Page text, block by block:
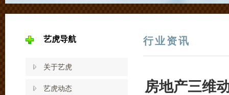
艺虎导航
关于艺虎
艺虎动态
行业资讯
房地产三维